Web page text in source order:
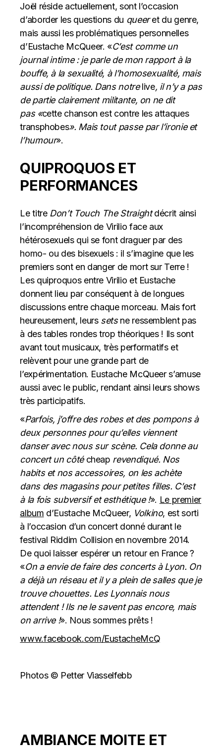
Joël réside actuellement, sont l’occasion
d’aborder les questions du queeret du genre,
mais aussi les problématiques personnelles
d’Eustache McQueer. «C’est comme un
journal intime : je parle de mon rapport à la
bouffe, à la sexualité, à l’homosexualité, mais
aussi de politique. Dans notrelive, il n’y a pas
de partie clairement militante, on ne dit
pas «cette chanson est contre les attaques
transphobes». Mais tout passe par l’ironie et
l’humour».
QUIPROQUOS ET
PERFORMANCES
Le titreDon’t Touch The Straightdécrit ainsi
l’incompréhension de Virilio face aux
hétérosexuels qui se font draguer par des
homo- ou des bisexuels : il s’imagine que les
premiers sont en danger de mort sur Terre !
Les quiproquos entre Virilio et Eustache
donnent lieu par conséquent à de longues
discussions entre chaque morceau. Mais fort
heureusement, leurs setsne ressemblent pas
à des tables rondes trop théoriques ! Ils sont
avant tout musicaux, très performatifs et
relèvent pour une grande part de
l’expérimentation. Eustache McQueer s’amuse
aussi avec le public, rendant ainsi leurs shows
très participatifs.
«Parfois, j’offre des robes et des pompons à
deux personnes pour qu’elles viennent
danser avec nous sur scène. Cela donne au
concert un côté cheap revendiqué. Nos
habits et nos accessoires, on les achète
dans des magasins pour petites filles. C’est
à la fois subversif et esthétique !». Le premier
album d’Eustache McQueer, Volkino, est sorti
à l’occasion d’un concert donné durant le
festival Riddim Collision en novembre 2014.
De quoi laisser espérer un retour en France ?
«On a envie de faire des concerts à Lyon. On
a déjà un réseau et il y a plein de salles que je
trouve chouettes. Les Lyonnais nous
attendent ! Ils ne le savent pas encore, mais
on arrive !». Nous sommes prêts !
www.facebook.com/EustacheMcQ
Photos © Petter Viasselfebb
AMBIANCE MOITE ET